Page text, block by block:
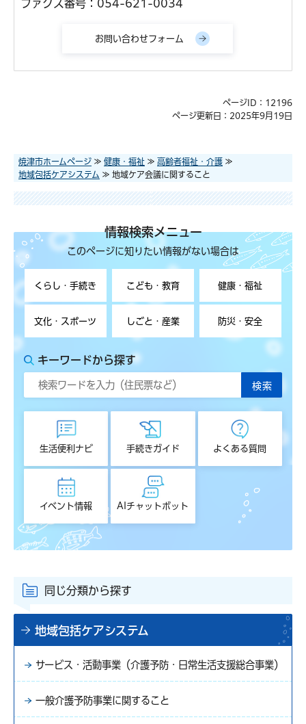
ファクス番号：054-621-0034
ページID：12196
ページ更新日：2025年9月19日
焼津市ホームページ ≫ 健康・福祉 ≫ 高齢者福祉・介護 ≫
地域包括ケアシステム ≫ 地域ケア会議に関すること
情報検索メニュー
このページに知りたい情報がない場合は
くらし・手続き こども・教育 健康・福祉
文化・スポーツ しごと・産業 防災・安全
キーワードから探す
生活便利ナビ 手続きガイド よくある質問
イベント情報 AIチャットボット
同じ分類から探す
地域包括ケアシステム
サービス・活動事業（介護予防・日常生活支援総合事業）
一般介護予防事業に関すること